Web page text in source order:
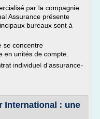
par la compagnie
Assurance présente
bureaux sont à
se concentre
en unités de compte.
individuel d'assurance-
International : une